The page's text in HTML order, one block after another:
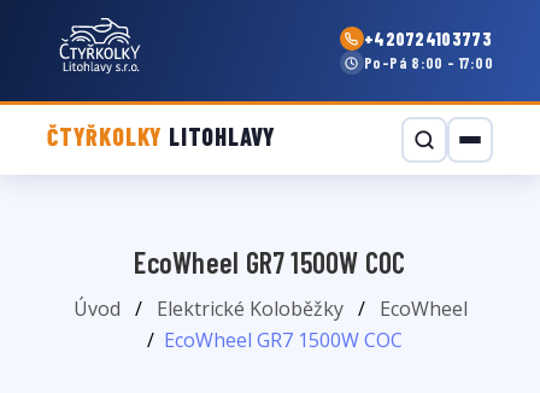
+420724103773
Po–Pá 8:00 - 17:00
ČTYŘKOLKY LITOHLAVY
EcoWheel GR7 1500W COC
Úvod Elektrické Koloběžky
EcoWheel
EcoWheel GR7 1500W COC